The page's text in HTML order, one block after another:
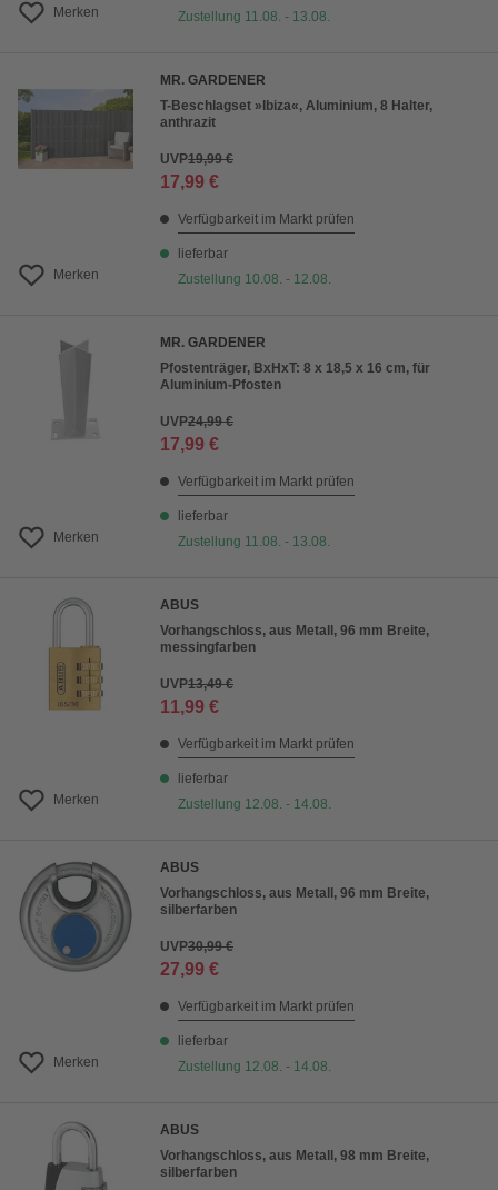
Merken
Zustellung 11.08. - 13.08.
Merken
MR. GARDENER
T-Beschlagset »Ibiza«, Aluminium, 8 Halter,
anthrazit
UVP19,99 €
17,99 €
Verfügbarkeit im Markt prüfen
lieferbar
Zustellung 10.08. - 12.08.
Merken
MR. GARDENER
Pfostenträger, BxHxT: 8 x 18,5 x 16 cm, für
Aluminium-Pfosten
UVP24,99 €
17,99 €
Verfügbarkeit im Markt prüfen
lieferbar
Zustellung 11.08. - 13.08.
Merken
ABUS
Vorhangschloss, aus Metall, 96 mm Breite,
messingfarben
UVP13,49 €
11,99 €
Verfügbarkeit im Markt prüfen
lieferbar
Zustellung 12.08. - 14.08.
Merken
ABUS
Vorhangschloss, aus Metall, 96 mm Breite,
silberfarben
UVP30,99 €
27,99 €
Verfügbarkeit im Markt prüfen
lieferbar
Zustellung 12.08. - 14.08.
ABUS
Vorhangschloss, aus Metall, 98 mm Breite,
silberfarben